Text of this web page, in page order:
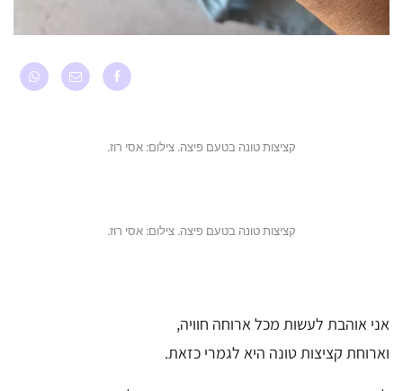
קציצות טונה בטעם פיצה. צילום: אסי רוז.
קציצות טונה בטעם פיצה. צילום: אסי רוז.
אני אוהבת לעשות מכל ארוחה חוויה,
וארוחת קציצות טונה היא לגמרי כזאת.